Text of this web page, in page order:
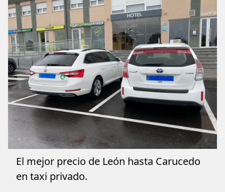
El mejor precio de León hasta Carucedo
en taxi privado.